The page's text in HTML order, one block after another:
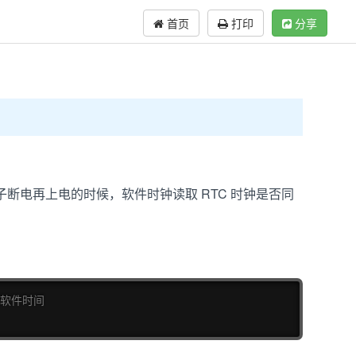
首页 打印 分享
电再上电的时候，软件时钟读取 RTC 时钟是否同
件时间